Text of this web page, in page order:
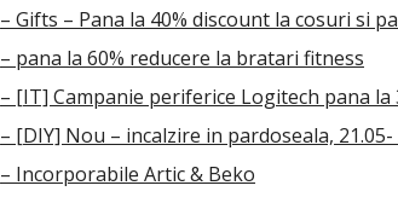
– Gifts – Pana la 40% discount la cosuri si
– pana la 60% reducere la bratari fitness
– [IT] Campanie periferice Logitech pana la
– [DIY] Nou – incalzire in pardoseala, 21.05-
– Incorporabile Artic & Beko